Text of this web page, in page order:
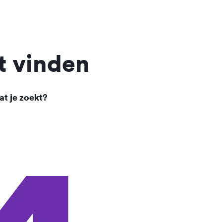
vinden
je zoekt?